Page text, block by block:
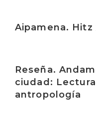
Aipamena. Hitz
Reseña.
ciudad:
antropología